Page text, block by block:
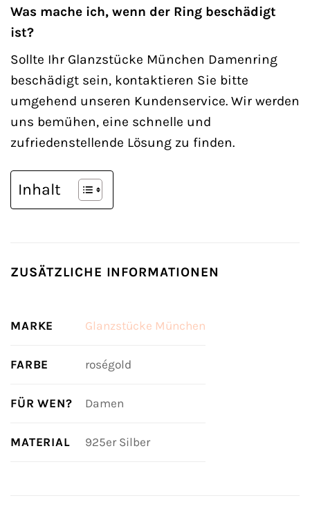
Was mache ich, wenn der Ring beschädigt
ist?
Sollte Ihr Glanzstücke München Damenring
beschädigt sein, kontaktieren Sie bitte
umgehend unseren Kundenservice. Wir werden
uns bemühen, eine schnelle und
zufriedenstellende Lösung zu finden.
Inhalt
ZUSÄTZLICHE INFORMATIONEN
MARKE Glanzstücke München
FARBE roségold
FÜR WEN? Damen
MATERIAL 925er Silber